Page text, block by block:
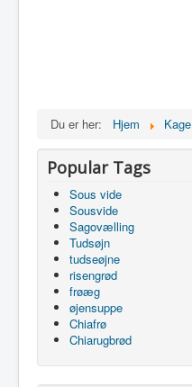
Du er her: Hjem Kage
Popular Tags
Sous vide
Sousvide
Sagovælling
Tudsøjn
tudseøjne
risengrød
frøæg
øjensuppe
Chiafrø
Chiarugbrød